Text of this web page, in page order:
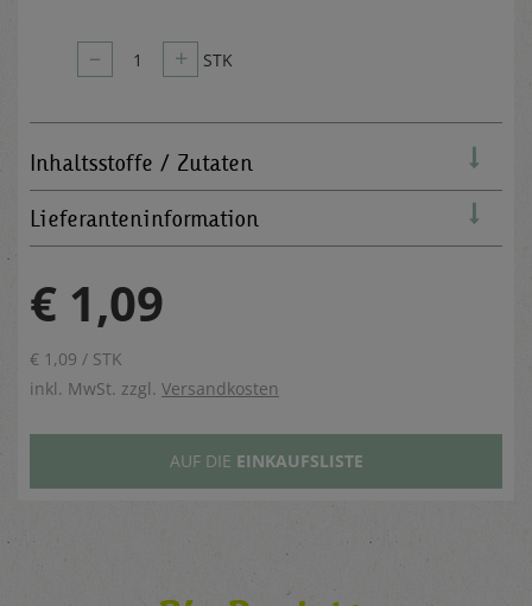
– 1 + STK
Inhaltsstoffe / Zutaten
Lieferanteninformation
€ 1,09
€ 1,09 / STK
inkl. MwSt. zzgl. Versandkosten
AUF DIE EINKAUFSLISTE